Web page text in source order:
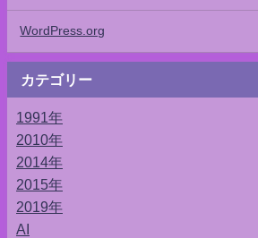
WordPress.org
カテゴリー
1991年
2010年
2014年
2015年
2019年
AI